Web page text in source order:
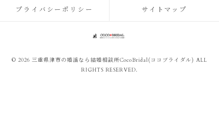
プライバシーポリシー サイトマップ
© 2026 三重県津市の婚活なら結婚相談所CocoBridal(ココブライダル) ALL
RIGHTS RESERVED.